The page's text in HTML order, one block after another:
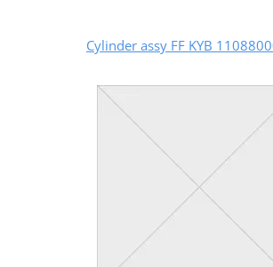
Cylinder assy FF KYB